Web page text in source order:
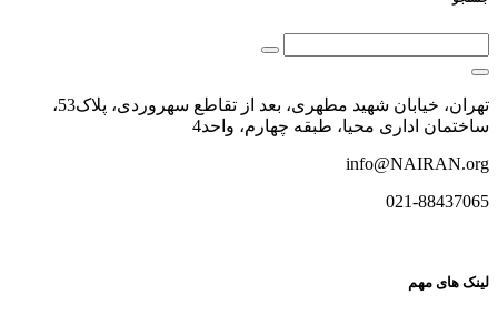
تهران، خیابان شهید مطهری، بعد از تقاطع سهروردی، پلاک53،
ساختمان اداری محیا، طبقه چهارم، واحد4
info@NAIRAN.org
021-88437065
لینک های مهم